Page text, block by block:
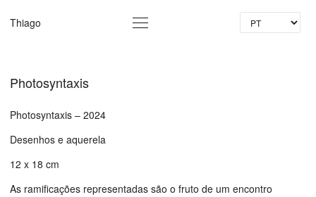
Thiago
Photosyntaxis
Photosyntaxis – 2024
Desenhos e aquerela
12 x 18 cm
As ramificações representadas são o fruto de um encontro